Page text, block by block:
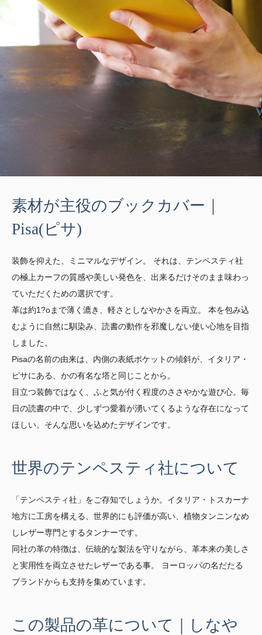
素材が主役のブックカバー｜
Pisa(ピサ)
装飾を抑えた、ミニマルなデザイン。 それは、テンペスティ社
の極上カーフの質感や美しい発色を、出来るだけそのまま味わっ
ていただくための選択です。
革は約1?oまで薄く漉き、軽さとしなやかさを両立。 本を包み込
むように自然に馴染み、読書の動作を邪魔しない使い心地を目指
しました。
Pisaの名前の由来は、内側の表紙ポケットの傾斜が、イタリア・
ピサにある、かの有名な塔と同じことから。
目立つ装飾ではなく、ふと気が付く程度のささやかな遊び心。毎
日の読書の中で、少しずつ愛着が湧いてくるような存在になって
ほしい。そんな思いを込めたデザインです。
世界のテンペスティ社について
「テンペスティ社」をご存知でしょうか。イタリア・トスカーナ
地方に工房を構える、世界的にも評価が高い、植物タンニンなめ
しレザー専門とするタンナーです。
同社の革の特徴は、伝統的な製法を守りながら、革本来の美しさ
と実用性を両立させたレザーである事。 ヨーロッパの名だたる
ブランドからも支持を集めています。
この製品の革について｜しなや